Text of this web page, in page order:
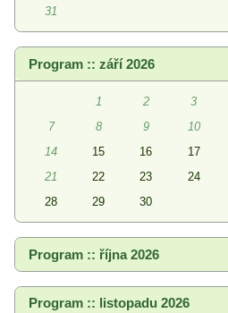
31
Program :: září 2026
1 2 3
7
8 9 10
14
15 16 17
21
22 23 24
28
29 30
Program :: října 2026
Program :: listopadu 2026